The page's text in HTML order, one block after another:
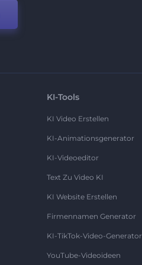
KI-Tools
KI Video Erstellen
KI-Animationsgenerator
KI-Videoeditor
Text Zu Video KI
KI Website Erstellen
Firmennamen Generator
KI-TikTok-Video-Generator
YouTube-Videoideen